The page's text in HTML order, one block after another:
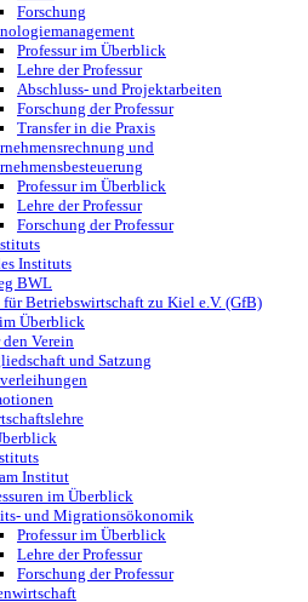
Forschung
Professur im Überblick
Lehre der Professur
Abschluss- und Projektarbeiten
Forschung der Professur
Transfer in die Praxis
und
Professur im Überblick
Lehre der Professur
Forschung der Professur
Instituts
BWL
für Betriebswirtschaft zu Kiel e.V. (GfB)
Überblick
den Verein
und Satzung
Institut
im Überblick
und Migrationsökonomik
Professur im Überblick
Lehre der Professur
Forschung der Professur